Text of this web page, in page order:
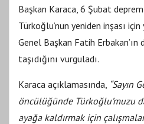
Başkan Karaca, 6 Şubat
Türkoğlu’nun yeniden inşası
Genel Başkan Fatih
taşıdığını vurguladı.
Karaca açıklamasında, “Sayın
öncülüğünde Türkoğlu’muzu
ayağa kaldırmak için